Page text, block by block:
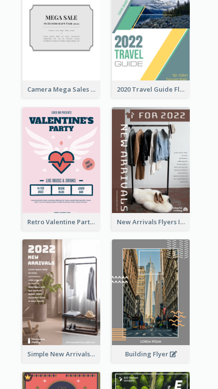
Camera Mega Sales Flyer 2020 Travel Guide Flyer
Retro Valentine Party Pink Flyers Design Templates New Arrivals Flyers In In Brown Colour Tone
Simple New Arrivals Flyer For The Coming Year Building Flyer